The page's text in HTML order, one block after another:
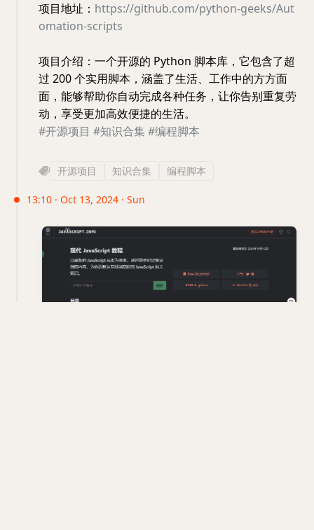
项目地址： https://github.com/python-geeks/Aut
omation-scripts
项目介绍：一个开源的 Python 脚本库，它包含了超
过 200 个实用脚本，涵盖了生活、工作中的方方面
面，能够帮助你自动完成各种任务，让你告别重复劳
动，享受更加高效便捷的生活。
#开源项目 #知识合集#编程脚本
开源项目 知识合集 编程脚本
13:10 · Oct 13, 2024 · Sun